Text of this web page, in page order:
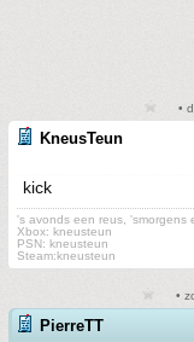
•
KneusTeun
kick
's avonds een reus, 'smorgens
Xbox: kneusteun
PSN: kneusteun
Steam:kneusteun
•
PierreTT